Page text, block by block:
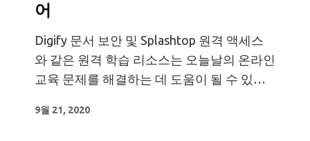
어
Digify 문서 보안 및 Splashtop 원격 액세스
와 같은 원격 학습 리소스는 오늘날의 온라인
교육 문제를 해결하는 데 도움이 될 수 있습
9월 21, 2020